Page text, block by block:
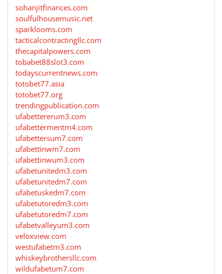
sohanjitfinances.com
soulfulhousemusic.net
sparklooms.com
tacticalcontractingllc.com
thecapitalpowers.com
tobabet88slot3.com
todayscurrentnews.com
totobet77.asia
totobet77.org
trendingpublication.com
ufabettererum3.com
ufabettermentm4.com
ufabettersum7.com
ufabettinwm7.com
ufabettinwum3.com
ufabetunitedm3.com
ufabetunitedm7.com
ufabetuskedm7.com
ufabetutoredm3.com
ufabetutoredm7.com
ufabetvalleyum3.com
veloxview.com
westufabetm3.com
whiskeybrothersllc.com
wildufabetum7.com